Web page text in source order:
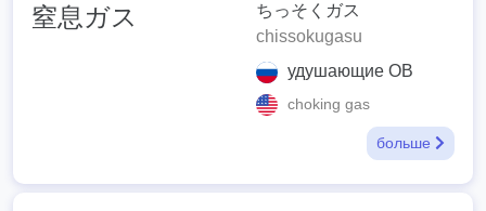
窒息ガス
ちっそくガス
chissokugasu
удушающие ОВ
choking gas
больше